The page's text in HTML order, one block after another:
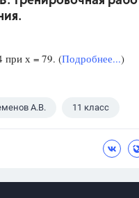
при х = 79. (Подробнее...)
А.В. 11 класс